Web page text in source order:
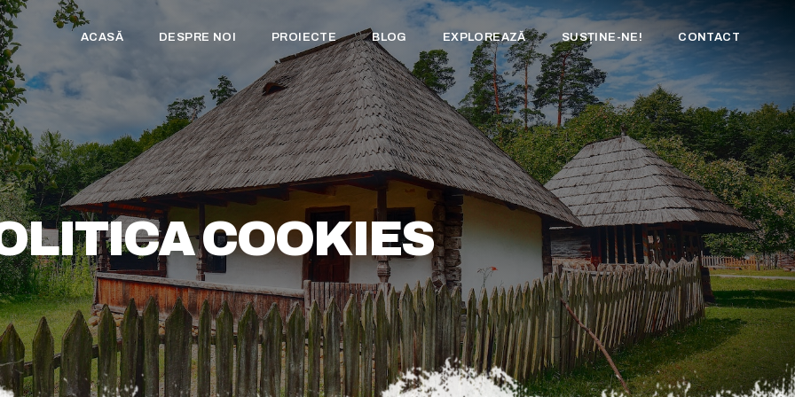
ACASĂ DESPRE NOI PROIECTE BLOG EXPLOREAZĂ SUSȚINE-NE! CONTACT
COOKIES